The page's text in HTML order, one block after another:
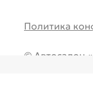
Политика
© Автосалон
Все права